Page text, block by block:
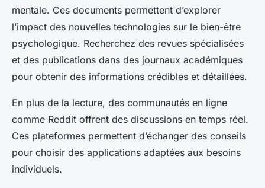
mentale. Ces documents permettent d’explorer
l’impact des nouvelles technologies sur le bien-être
psychologique. Recherchez des revues spécialisées
et des publications dans des journaux académiques
pour obtenir des informations crédibles et détaillées.
En plus de la lecture, des communautés en ligne
comme Reddit offrent des discussions en temps réel.
Ces plateformes permettent d’échanger des conseils
pour choisir des applications adaptées aux besoins
individuels.